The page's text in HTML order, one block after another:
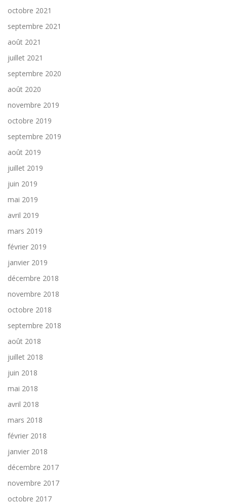
octobre 2021
septembre 2021
août 2021
juillet 2021
septembre 2020
août 2020
novembre 2019
octobre 2019
septembre 2019
août 2019
juillet 2019
juin 2019
mai 2019
avril 2019
mars 2019
février 2019
janvier 2019
décembre 2018
novembre 2018
octobre 2018
septembre 2018
août 2018
juillet 2018
juin 2018
mai 2018
avril 2018
mars 2018
février 2018
janvier 2018
décembre 2017
novembre 2017
octobre 2017